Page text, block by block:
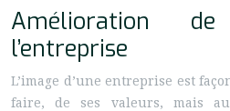
Amélioration
l’entreprise
L’image d’une entreprise est
faire, de ses valeurs, mais